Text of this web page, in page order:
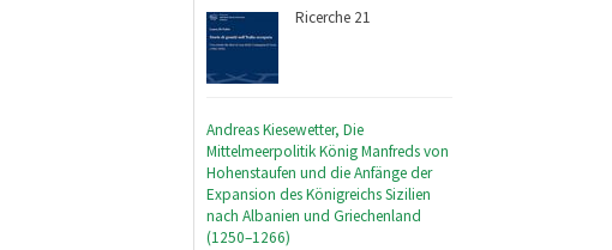
Ricerche 21
Andreas Kiesewetter, Die
Mittelmeerpolitik König Manfreds von
Hohenstaufen und die Anfänge der
Expansion des Königreichs Sizilien
nach Albanien und Griechenland
(1250–1266)